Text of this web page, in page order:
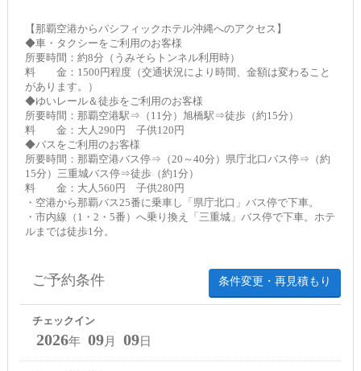
【那覇空港からパシフィックホテル沖縄へのアクセス】
◆車・タクシーをご利用のお客様
所要時間：約8分（うみそらトンネル利用時）
料 金：1500円程度（交通状況により時間、金額は変わること
があります。）
◆ゆいレール＆徒歩をご利用のお客様
所要時間：那覇空港駅⇒（11分）旭橋駅⇒徒歩（約15分）
料 金：大人290円 子供120円
◆バスをご利用のお客様
所要時間：那覇空港バス停⇒（20～40分）県庁北口バス停⇒（約
15分）三重城バス停⇒徒歩（約1分）
料 金：大人560円 子供280円
・空港から那覇バス25番に乗車し「県庁北口」バス停で下車。
・市内線（1・2・5番）へ乗り換え「三重城」バス停で下車。ホテ
ルまでは徒歩1分。
条件変更・再見積もり
ご予約条件
チェックイン
2026年 09月 09日